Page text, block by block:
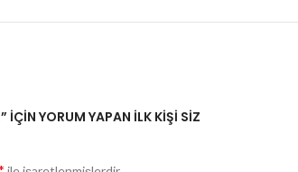
IÇIN YORUM YAPAN ILK KIŞI SIZ